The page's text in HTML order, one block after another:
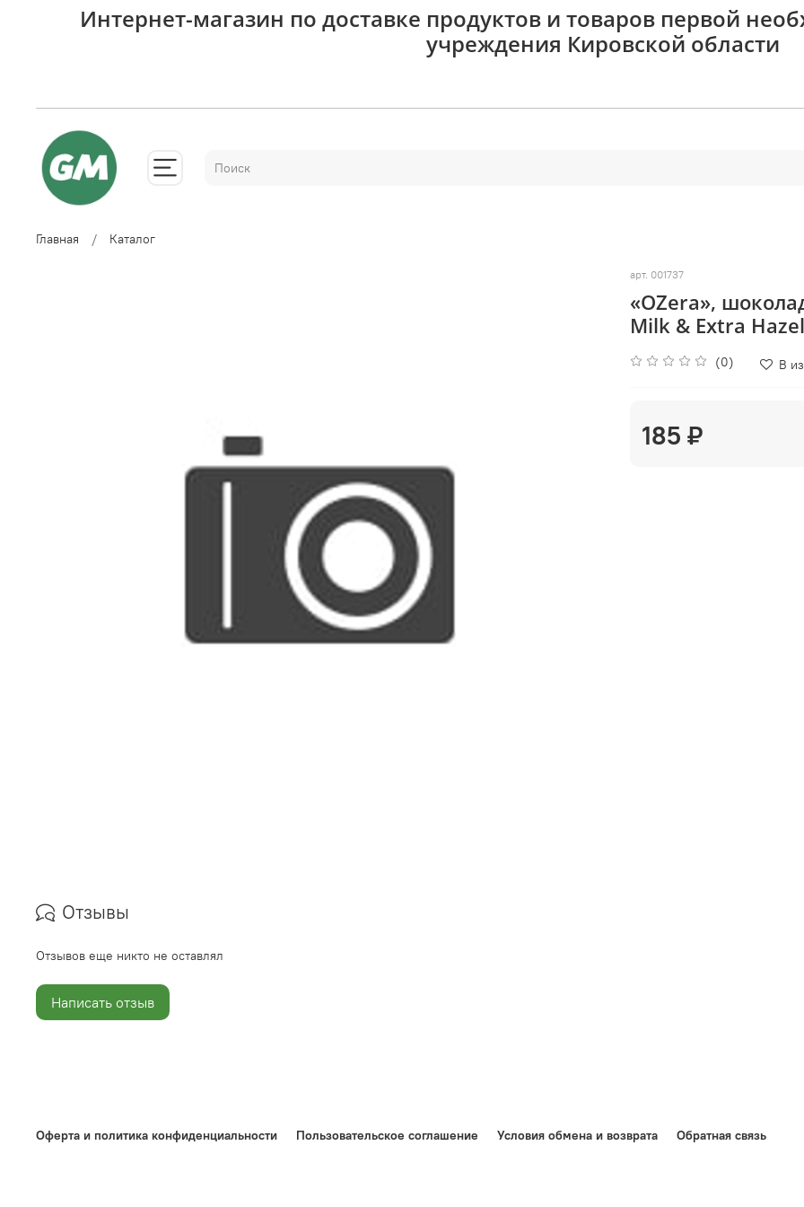
Интернет-магазин по доставке продуктов и товаров первой
учреждения Кировской области
Главная Каталог
арт. 001737
«OZera»,
Milk & Extra
(0) В
185 ₽
Отзывы
Отзывов еще никто не оставлял
Написать отзыв
Оферта и политика конфиденциальности Пользовательское соглашение Условия обмена и возврата Обратная связь